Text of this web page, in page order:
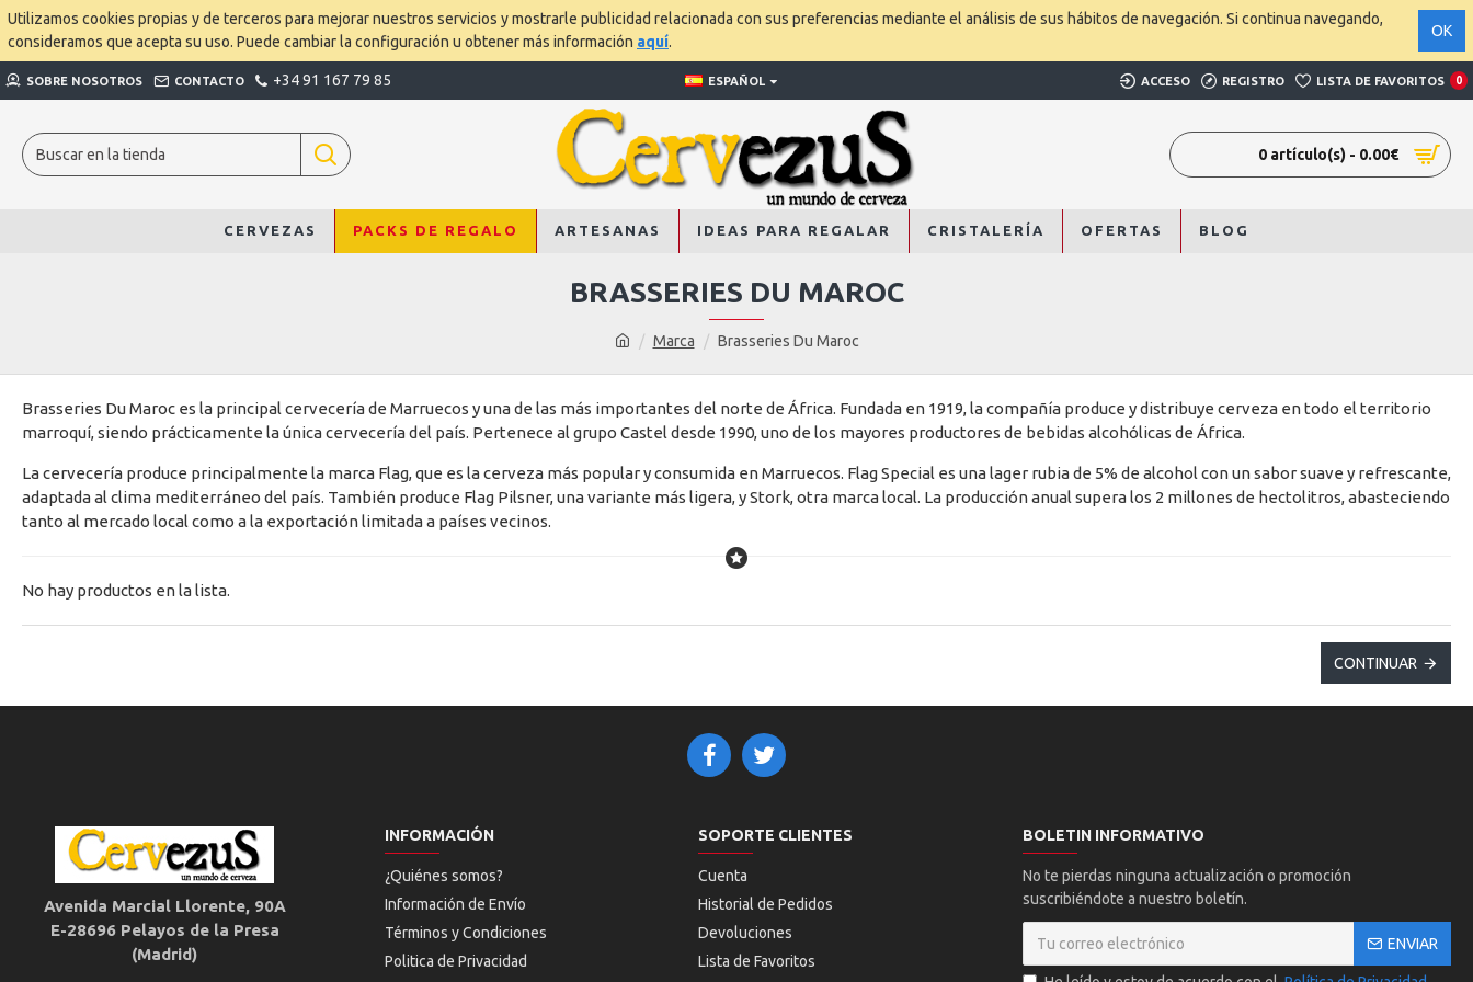
Utilizamos cookies propias y de terceros para mejorar nuestros servicios y mostrarle publicidad relacionada con sus preferencias mediante el análisis de sus hábitos de navegación. Si continua navegando,
consideramos que acepta su uso. Puede cambiar la configuración u obtener más información aquí.
OK
SOBRE NOSOTROS CONTACTO +34 91 167 79 85 ESPAÑOL ACCESO REGISTRO LISTA DE FAVORITOS 0
0 artículo(s) - 0.00€
CERVEZAS PACKS DE REGALO ARTESANAS IDEAS PARA REGALAR CRISTALERÍA OFERTAS BLOG
Marca Brasseries Du Maroc
BRASSERIES DU MAROC
Brasseries Du Maroc es la principal cervecería de Marruecos y una de las más importantes del norte de África. Fundada en 1919, la compañía produce y distribuye cerveza en todo el territorio
marroquí, siendo prácticamente la única cervecería del país. Pertenece al grupo Castel desde 1990, uno de los mayores productores de bebidas alcohólicas de África.
La cervecería produce principalmente la marca Flag, que es la cerveza más popular y consumida en Marruecos. Flag Special es una lager rubia de 5% de alcohol con un sabor suave y refrescante,
adaptada al clima mediterráneo del país. También produce Flag Pilsner, una variante más ligera, y Stork, otra marca local. La producción anual supera los 2 millones de hectolitros, abasteciendo
tanto al mercado local como a la exportación limitada a países vecinos.
No hay productos en la lista.
CONTINUAR
Avenida Marcial Llorente, 90A
E-28696 Pelayos de la Presa
(Madrid)
INFORMACIÓN
¿Quiénes somos?
Información de Envío
Términos y Condiciones
Politica de Privacidad
SOPORTE CLIENTES
Cuenta
Historial de Pedidos
Devoluciones
Lista de Favoritos
BOLETIN INFORMATIVO
No te pierdas ninguna actualización o promoción
suscribiéndote a nuestro boletín.
ENVIAR